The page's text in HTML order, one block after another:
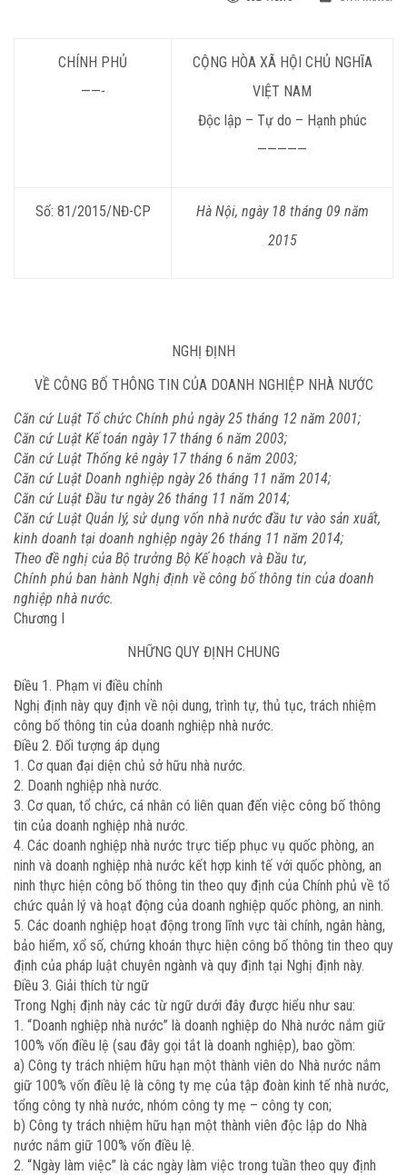
CHÍNH PHỦ
——-
CỘNG HÒA XÃ HỘI CHỦ NGHĨA
VIỆT NAM
Độc lập – Tự do – Hạnh phúc
—————
Số: 81/2015/NĐ-CP
Hà Nội, ngày 18 tháng 09 năm
2015
NGHỊ ĐỊNH
VỀ CÔNG BỐ THÔNG TIN CỦA DOANH NGHIỆP NHÀ NƯỚC
Căn cứ Luật Tổ chức Chính phủ ngày 25 tháng 12 năm 2001;
Căn cứ Luật Kế toán ngày 17 tháng 6 năm 2003;
Căn cứ Luật Thống kê ngày 17 tháng 6 năm 2003;
Căn cứ Luật Doanh nghiệp ngày 26 tháng 11 năm 2014;
Căn cứ Luật Đầu tư ngày 26 tháng 11 năm 2014;
Căn cứ Luật Quản lý, sử dụng vốn nhà nước đầu tư vào sản xuất,
kinh doanh tại doanh nghiệp ngày 26 tháng 11 năm 2014;
Theo đề nghị của Bộ trưởng Bộ Kế hoạch và Đầu tư,
Chính phủ ban hành Nghị định về công bố thông tin của doanh
nghiệp nhà nước.
Chương I
NHỮNG QUY ĐỊNH CHUNG
Điều 1. Phạm vi điều chỉnh
Nghị định này quy định về nội dung, trình tự, thủ tục, trách nhiệm
công bố thông tin của doanh nghiệp nhà nước.
Điều 2. Đối tượng áp dụng
1. Cơ quan đại diện chủ sở hữu nhà nước.
2. Doanh nghiệp nhà nước.
3. Cơ quan, tổ chức, cá nhân có liên quan đến việc công bố thông
tin của doanh nghiệp nhà nước.
4. Các doanh nghiệp nhà nước trực tiếp phục vụ quốc phòng, an
ninh và doanh nghiệp nhà nước kết hợp kinh tế với quốc phòng, an
ninh thực hiện công bố thông tin theo quy định của Chính phủ về tổ
chức quản lý và hoạt động của doanh nghiệp quốc phòng, an ninh.
5. Các doanh nghiệp hoạt động trong lĩnh vực tài chính, ngân hàng,
bảo hiểm, xổ số, chứng khoán thực hiện công bố thông tin theo quy
định của pháp luật chuyên ngành và quy định tại Nghị định này.
Điều 3. Giải thích từ ngữ
Trong Nghị định này các từ ngữ dưới đây được hiểu như sau:
1. “Doanh nghiệp nhà nước” là doanh nghiệp do Nhà nước nắm giữ
100% vốn điều lệ (sau đây gọi tắt là doanh nghiệp), bao gồm:
a) Công ty trách nhiệm hữu hạn một thành viên do Nhà nước nắm
giữ 100% vốn điều lệ là công ty mẹ của tập đoàn kinh tế nhà nước,
tổng công ty nhà nước, nhóm công ty mẹ – công ty con;
b) Công ty trách nhiệm hữu hạn một thành viên độc lập do Nhà
nước nắm giữ 100% vốn điều lệ.
2. “Ngày làm việc” là các ngày làm việc trong tuần theo quy định